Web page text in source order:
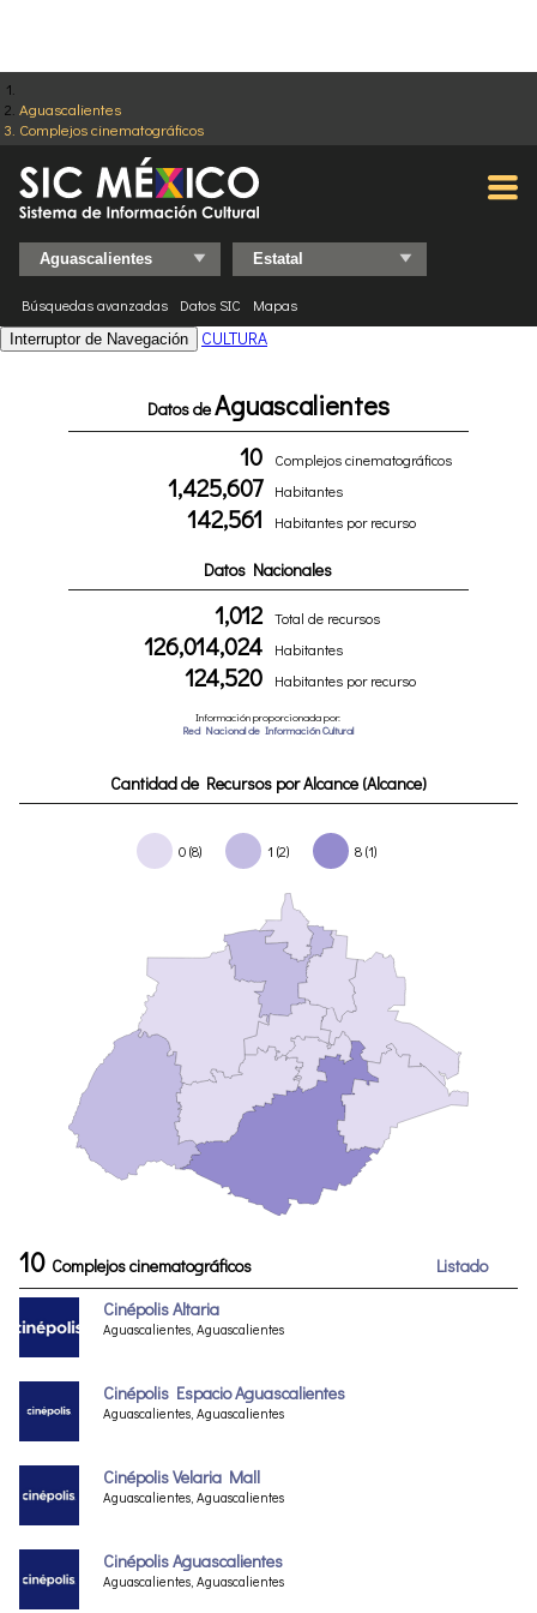
Aguascalientes
Complejos cinematográficos
Búsquedas avanzadas Datos SIC Mapas
Interruptor de Navegación CULTURA
Datos deAguascalientes
10 Complejos cinematográficos
1,425,607 Habitantes
142,561 Habitantes por recurso
Datos Nacionales
1,012 Total de recursos
126,014,024 Habitantes
124,520 Habitantes por recurso
Información proporcionada por:
Red Nacional de Información Cultural
10 Complejos cinematográficos
Listado
Cinépolis Altaria
Aguascalientes, Aguascalientes
Cinépolis Espacio Aguascalientes
Aguascalientes, Aguascalientes
Cinépolis Velaria Mall
Aguascalientes, Aguascalientes
Cinépolis Aguascalientes
Aguascalientes, Aguascalientes
Cantidad de Recursos por Alcance (Alcance)
0 (8) 1 (2) 8 (1)